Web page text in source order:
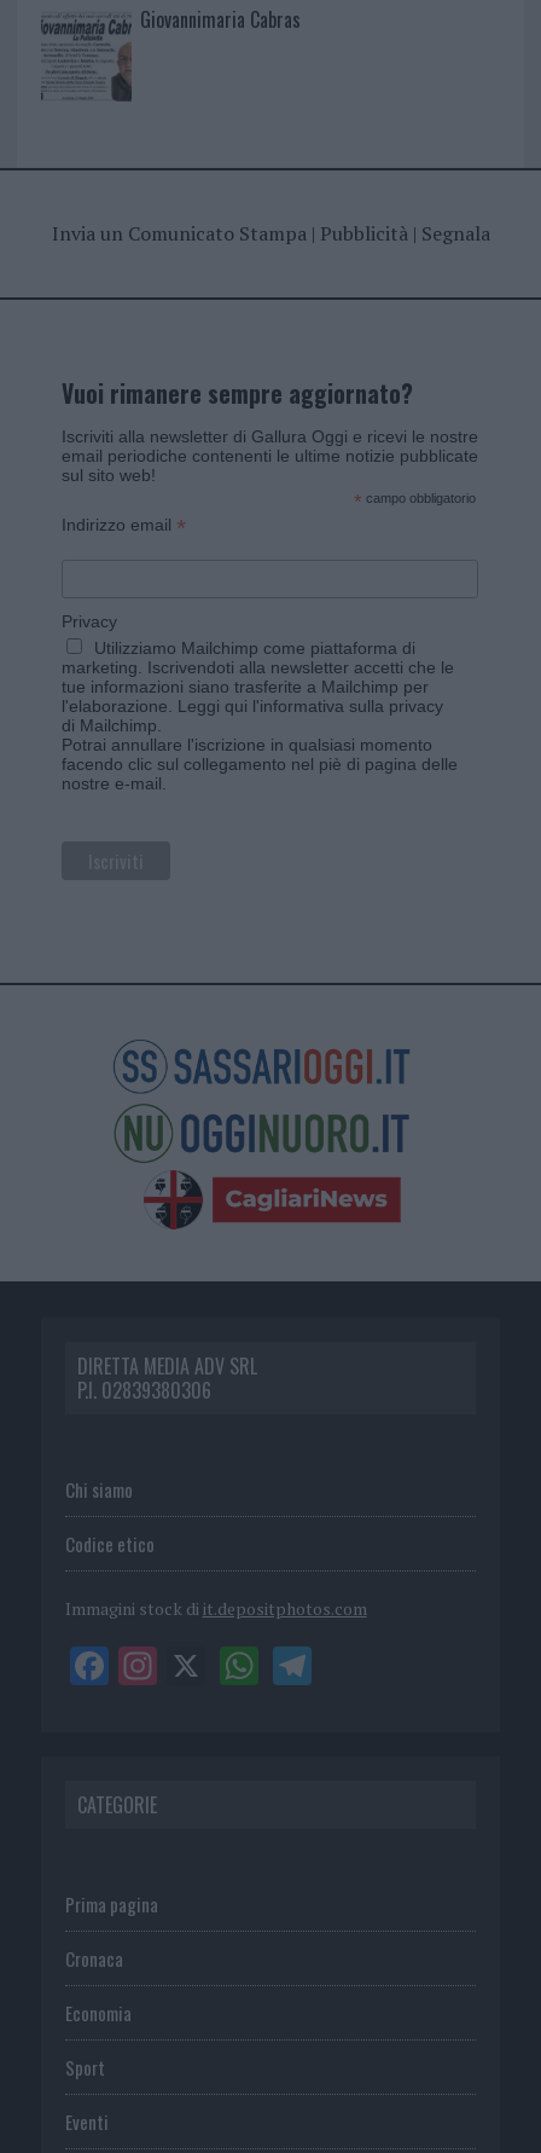
Giovannimaria Cabras
Invia un Comunicato Stampa| Pubblicità| Segnala
Vuoi rimanere sempre aggiornato?
Iscriviti alla newsletter di Gallura Oggi e ricevi le nostre
email periodiche contenenti le ultime notizie pubblicate
sul sito web!
* campo obbligatorio
Indirizzo email *
Privacy
Utilizziamo Mailchimp come piattaforma di
marketing. Iscrivendoti alla newsletter accetti che le
tue informazioni siano trasferite a Mailchimp per
l'elaborazione. Leggi qui l'informativa sulla privacy
di Mailchimp
Potrai annullare l'iscrizione in qualsiasi momento
facendo clic sul collegamento nel piè di pagina delle
nostre e-mail.
DIRETTA MEDIA ADV SRL
P.I. 02839380306
Chi siamo
Codice etico
Immagini stock di it.depositphotos.com
CATEGORIE
Prima pagina
Cronaca
Economia
Sport
Eventi